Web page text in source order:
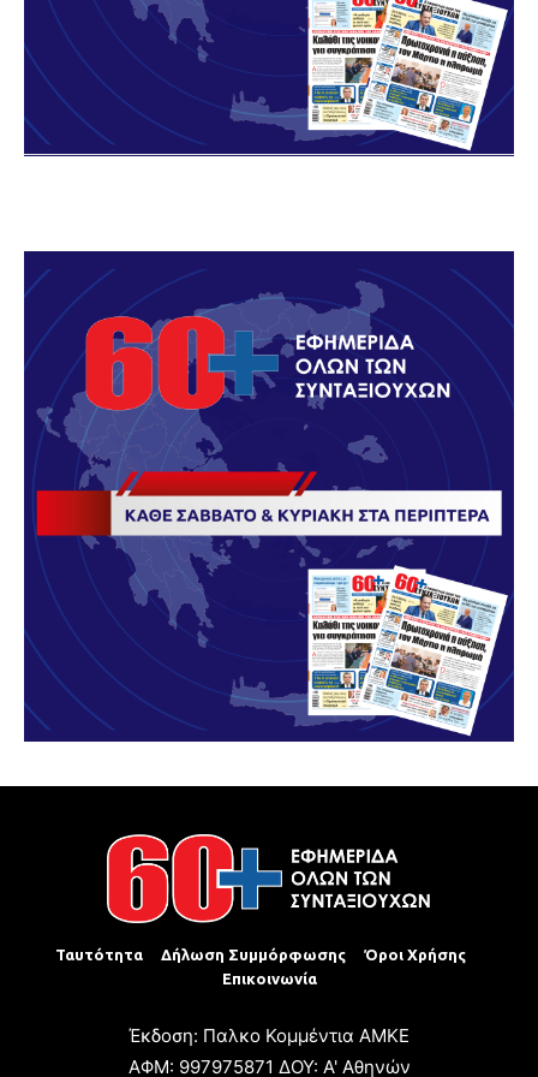
Ταυτότητα Δήλωση Συμμόρφωσης
Όροι Χρήσης
Επικοινωνία
Έκδοση: Παλκο Κομμέντια ΑΜΚΕ
ΑΦΜ: 997975871 ΔΟΥ: Α' Αθηνών